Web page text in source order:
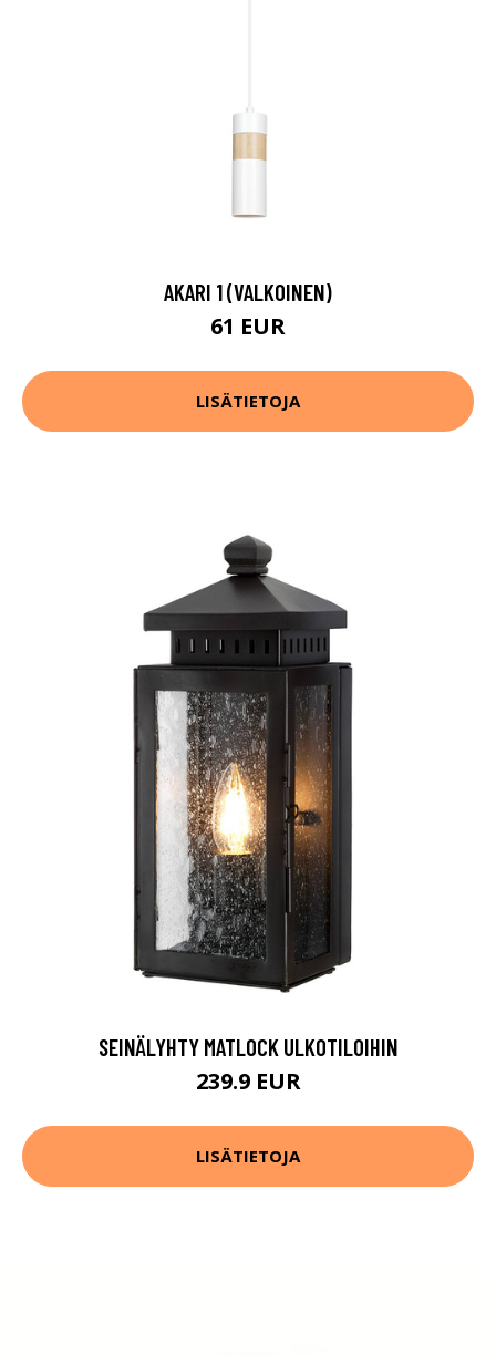
AKARI 1 (VALKOINEN)
61 EUR
LISÄTIETOJA
SEINÄLYHTY MATLOCK ULKOTILOIHIN
239.9 EUR
LISÄTIETOJA